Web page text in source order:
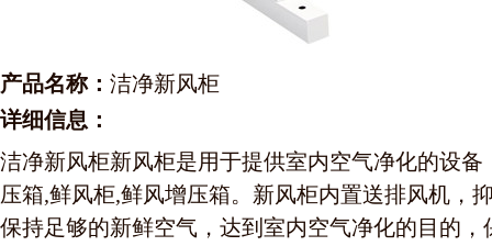
产品名称： 洁净新风柜
详细信息：
洁净新风柜新风柜是用于提供室内空气净化的设
压箱,鲜风柜,鲜风增压箱。新风柜内置送排风机，
保持足够的新鲜空气，达到室内空气净化的目的，